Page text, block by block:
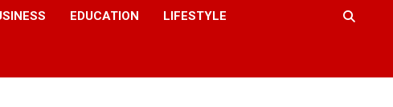
EDUCATION LIFESTYLE